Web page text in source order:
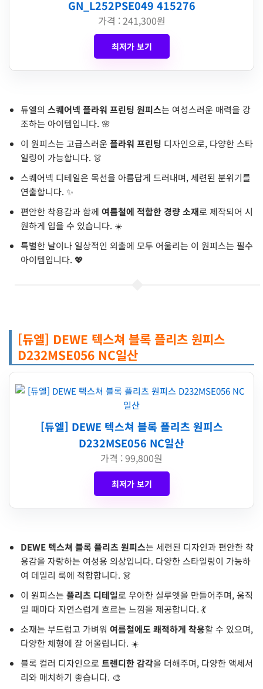
GN_L252PSE049 415276
가격 : 241,300원
최저가 보기
듀엘의 스퀘어넥 플라워 프린팅 원피스는 여성스러운 매력을 강
조하는 아이템입니다. 🌸
이 원피스는 고급스러운 플라워 프린팅 디자인으로, 다양한 스타
일링이 가능합니다. 👗
스퀘어넥 디테일은 목선을 아름답게 드러내며, 세련된 분위기를
연출합니다. ✨
편안한 착용감과 함께 여름철에 적합한 경량 소재로 제작되어 시
원하게 입을 수 있습니다. ☀️
특별한 날이나 일상적인 외출에 모두 어울리는 이 원피스는 필수
아이템입니다. 💖
[듀엘] DEWE 텍스쳐 블록 플리츠 원피스
D232MSE056 NC일산
[듀엘] DEWE 텍스쳐 블록 플리츠 원피스
D232MSE056 NC일산
가격 : 99,800원
최저가 보기
DEWE 텍스쳐 블록 플리츠 원피스는 세련된 디자인과 편안한 착
용감을 자랑하는 여성용 의상입니다. 다양한 스타일링이 가능하
여 데일리 룩에 적합합니다. 👗
이 원피스는 플리츠 디테일로 우아한 실루엣을 만들어주며, 움직
일 때마다 자연스럽게 흐르는 느낌을 제공합니다. 💃
소재는 부드럽고 가벼워 여름철에도 쾌적하게 착용할 수 있으며,
다양한 체형에 잘 어울립니다. ☀️
블록 컬러 디자인으로 트렌디한 감각을 더해주며, 다양한 액세서
리와 매치하기 좋습니다. 🎨